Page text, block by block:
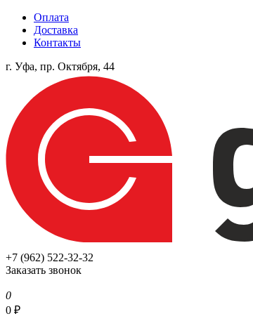
Оплата
Доставка
Контакты
г. Уфа, пр. Октября, 44
+7 (962) 522-32-32
Заказать звонок
0
0 ₽